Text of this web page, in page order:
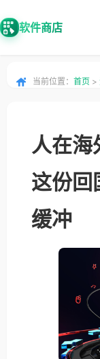
软件商店
当前位置： 首页 >
人在海
这份回
缓冲